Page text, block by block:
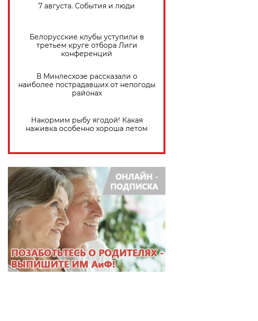
7 августа. События и люди
Белорусские клубы уступили в
третьем круге отбора Лиги
конференций
В Минлесхозе рассказали о
наиболее пострадавших от непогоды
районах
Накормим рыбу ягодой! Какая
наживка особенно хороша летом